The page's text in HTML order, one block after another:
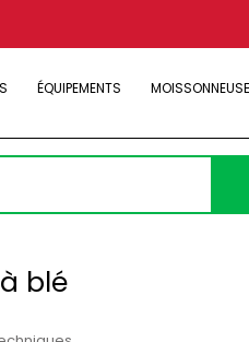
ÉQUIPEMENTS
blé